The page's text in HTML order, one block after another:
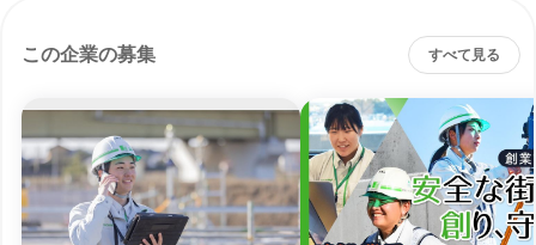
この企業の募集 すべて見る